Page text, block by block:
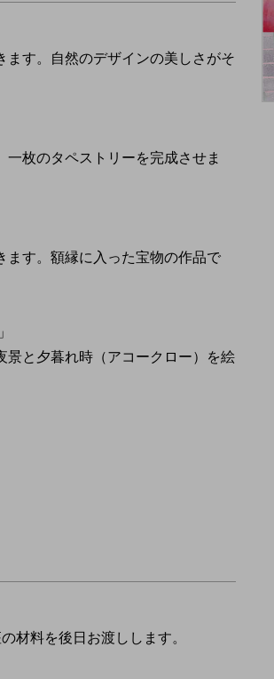
す。自然のデザインの美しさがそ
枚のタペストリーを完成させま
す。額縁に入った宝物の作品で
と夕暮れ時（アコークロー）を絵
材料を後日お渡しします。